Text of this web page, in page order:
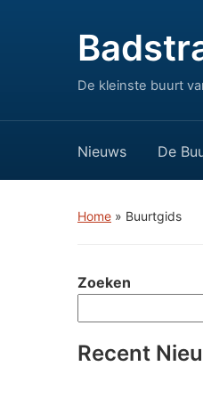
De kleinste buurt
Nieuws De
Home » Buurtgids
Zoeken
Recent